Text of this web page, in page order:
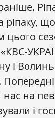
«КВС-
і
Попередні
на
і